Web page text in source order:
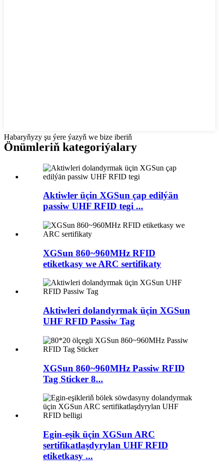
Habaryňyzy şu ýere ýazyň we bize iberiň
Önümleriň kategoriýalary
Aktiwler üçin XGSun çap edilýän
passiw UHF RFID tegi ...
XGSun 860~960MHz RFID
etiketkasy we ARC sertifikaty
Aktiwleri dolandyrmak üçin XGSun
UHF RFID Passiw Tag
XGSun 860~960MHz Passiw RFID
Tag Sticker 8...
Egin-eşik üçin XGSun ARC
sertifikatlaşdyrylan UHF RFID
etiketkasy ...